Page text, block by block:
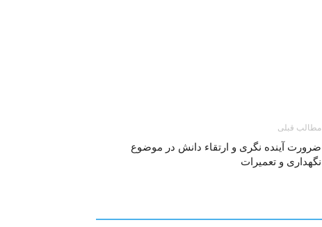
مطالب قبلی
ضرورت آینده نگری و ارتقاء دانش در موضوع
نگهداری و تعمیرات